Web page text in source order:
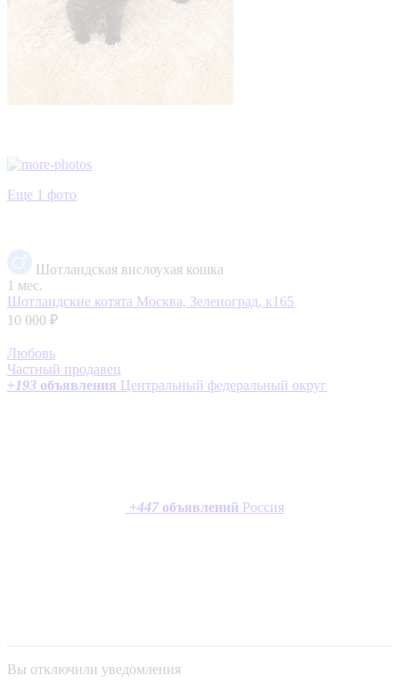
Еще 1 фото
Шотландская вислоухая кошка
1 мес.
Шотландские котята Москва, Зеленоград, к165
10 000 ₽
Любовь
Частный продавец
+193 объявления Центральный федеральный округ
+447 объявлений Россия
Вы отключили уведомления